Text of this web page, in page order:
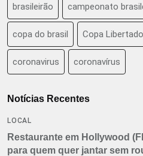
brasileirão campeonato
copa do brasil Copa
coronavirus coronavírus
Notícias Recentes
LOCAL
Restaurante em Hollywood
para quem quer jantar sem